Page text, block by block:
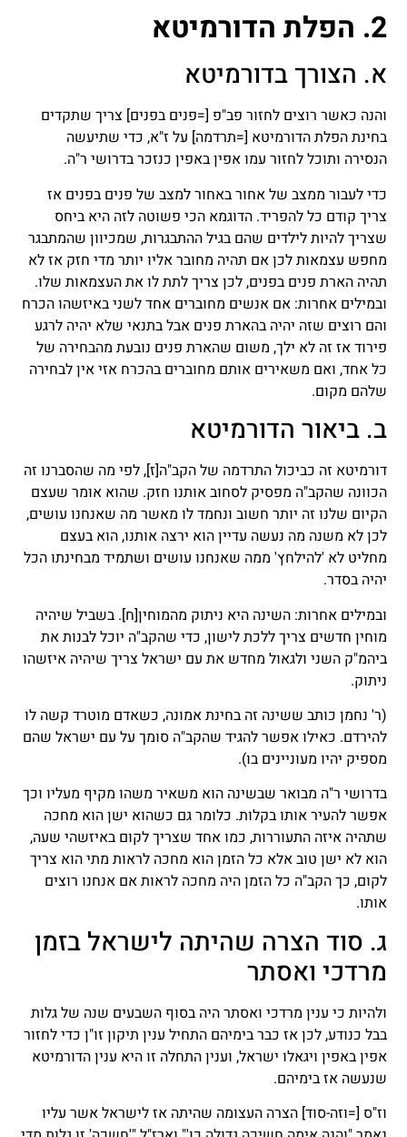
2. הפלת הדורמיטא
א. הצורך בדורמיטא
והנה כאשר רוצים לחזור פב"פ [=פנים בפנים] צריך שתקדים
בחינת הפלת הדורמיטא [=תרדמה] על ז"א, כדי שתיעשה
הנסירה ותוכל לחזור עמו אפין באפין כנזכר בדרושי ר"ה.
כדי לעבור ממצב של אחור באחור למצב של פנים בפנים אז
צריך קודם כל להפריד. הדוגמא הכי פשוטה לזה היא ביחס
שצריך להיות לילדים שהם בגיל ההתבגרות, שמכיוון שהמתבגר
מחפש עצמאות לכן אם תהיה מחובר אליו יותר מדי חזק אז לא
תהיה הארת פנים בפנים, לכן צריך לתת לו את העצמאות שלו.
ובמילים אחרות: אם אנשים מחוברים אחד לשני באיזשהו הכרח
והם רוצים שזה יהיה בהארת פנים אבל בתנאי שלא יהיה לרגע
פירוד אז זה לא ילך, משום שהארת פנים נובעת מהבחירה של
כל אחד, ואם משאירים אותם מחוברים בהכרח אזי אין לבחירה
שלהם מקום.
ב. ביאור הדורמיטא
דורמיטא זה כביכול התרדמה של הקב"ה[ז], לפי מה שהסברנו זה
הכוונה שהקב"ה מפסיק לסחוב אותנו חזק. שהוא אומר שעצם
הקיום שלנו זה יותר חשוב ונחמד לו מאשר מה שאנחנו עושים,
לכן לא משנה מה נעשה עדיין הוא ירצה אותנו, הוא בעצם
מחליט לא 'להילחץ' ממה שאנחנו עושים ושתמיד מבחינתו הכל
יהיה בסדר.
ובמילים אחרות: השינה היא ניתוק מהמוחין[ח]. בשביל שיהיה
מוחין חדשים צריך ללכת לישון, כדי שהקב"ה יוכל לבנות את
ביהמ"ק השני ולגאול מחדש את עם ישראל צריך שיהיה איזשהו
ניתוק.
(ר' נחמן כותב ששינה זה בחינת אמונה, כשאדם מוטרד קשה לו
להירדם. כאילו אפשר להגיד שהקב"ה סומך על עם ישראל שהם
מספיק יהיו מעוניינים בו).
בדרושי ר"ה מבואר שבשינה הוא משאיר משהו מקיף מעליו וכך
אפשר להעיר אותו בקלות. כלומר גם כשהוא ישן הוא מחכה
שתהיה איזה התעוררות, כמו אחד שצריך לקום באיזשהי שעה,
הוא לא ישן טוב אלא כל הזמן הוא מחכה לראות מתי הוא צריך
לקום, כך הקב"ה כל הזמן היה מחכה לראות אם אנחנו רוצים
אותו.
ג. סוד הצרה שהיתה לישראל בזמן
מרדכי ואסתר
ולהיות כי ענין מרדכי ואסתר היה בסוף השבעים שנה של גלות
בבל כנודע, לכן אז כבר בימיהם התחיל ענין תיקון זו"ן כדי לחזור
אפין באפין ויגאלו ישראל, וענין התחלה זו היא ענין הדורמיטא
שנעשה אז בימיהם.
וז"ס [=וזה-סוד] הצרה העצומה שהיתה אז לישראל אשר עליו